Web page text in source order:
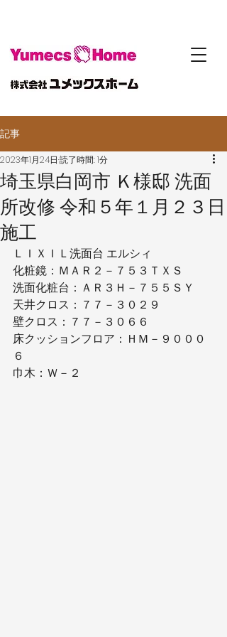
記事
埼玉県白岡市 Ｋ様邸 洗面
所改修 令和５年１月２３日
施工
2023年1月24日 読了時間: 1分
ＬＩＸＩＬ洗面台 エルシィ
化粧鏡：ＭＡＲ２－７５３ＴＸＳ
洗面化粧台：ＡＲ３Ｈ－７５５ＳＹ
天井クロス：７７－３０２９
壁クロス：７７－３０６６
床クッションフロア：ＨＭ－９０００
６
巾木：Ｗ－２